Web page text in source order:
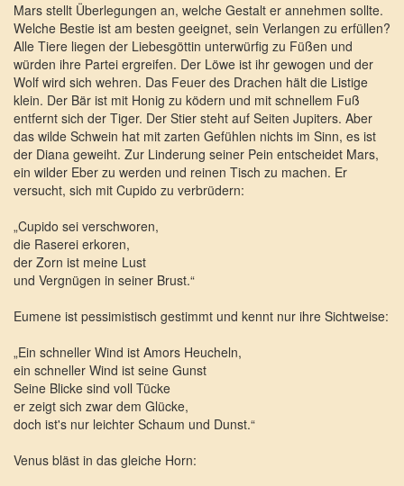
Mars stellt Überlegungen an, welche Gestalt er annehmen sollte.
Welche Bestie ist am besten geeignet, sein Verlangen zu erfüllen?
Alle Tiere liegen der Liebesgöttin unterwürfig zu Füßen und
würden ihre Partei ergreifen. Der Löwe ist ihr gewogen und der
Wolf wird sich wehren. Das Feuer des Drachen hält die Listige
klein. Der Bär ist mit Honig zu ködern und mit schnellem Fuß
entfernt sich der Tiger. Der Stier steht auf Seiten Jupiters. Aber
das wilde Schwein hat mit zarten Gefühlen nichts im Sinn, es ist
der Diana geweiht. Zur Linderung seiner Pein entscheidet Mars,
ein wilder Eber zu werden und reinen Tisch zu machen. Er
versucht, sich mit Cupido zu verbrüdern:
„Cupido sei verschworen,
die Raserei erkoren,
der Zorn ist meine Lust
und Vergnügen in seiner Brust.“
Eumene ist pessimistisch gestimmt und kennt nur ihre Sichtweise:
„Ein schneller Wind ist Amors Heucheln,
ein schneller Wind ist seine Gunst
Seine Blicke sind voll Tücke
er zeigt sich zwar dem Glücke,
doch ist's nur leichter Schaum und Dunst.“
Venus bläst in das gleiche Horn: